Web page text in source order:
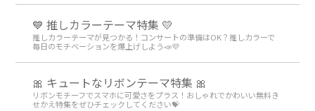
💙 推しカラーテーマ特集 💛
推しカラーテーマが見つかる！コンサートの準備はOK？推しカラーで
毎日のモチベーションを爆上げしよう📣💜
🎀 キュートなリボンテーマ特集 🎀
リボンモチーフでスマホに可愛さをプラス！おしゃれでかわいい無料き
せかえ特集をぜひチェックしてください💝